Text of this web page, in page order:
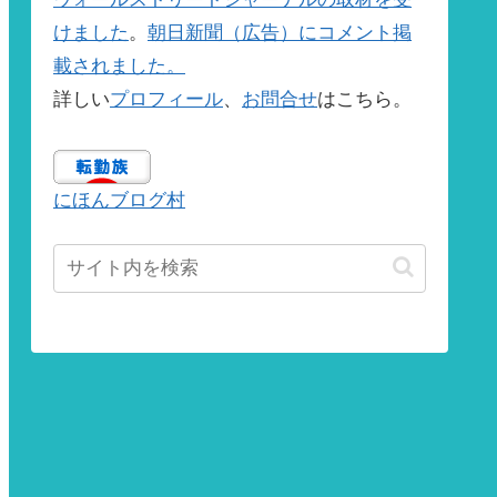
けました。 朝日新聞（広告）にコメント掲
載されました。
詳しいプロフィール、 お問合せはこちら。
にほんブログ村